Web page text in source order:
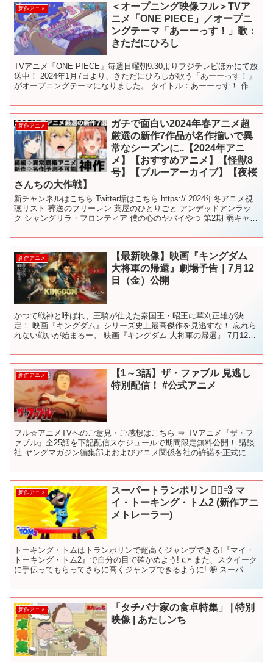
新作アニメ
＜オープニング映像フル＞TVア
ニメ「ONE PIECE」／オープニ
ングテーマ「あーーっす！」歌：
きただにひろし
TVアニメ「ONE PIECE」毎週日曜朝9:30よりフジテレビほかにて放
送中！ 2024年1月7日より、きただにひろしが歌う「あーーっす！」
がオープニングテーマになりました。 タイトル：あーーっす！ 作
新作アニメ
ガチで面白い2024年春アニメ超
厳選の新作7作品が名作揃いで異
常なシーズンに..【2024年アニ
メ】【おすすめアニメ】【怪獣8
号】【ブルーアーカイブ】【夜桜
さんちの大作戦】
新チャンネルはこちら Twitter垢はこちら https:// 2024年冬アニメ視
聴リスト 葬送のフリーレン 薬屋のひとりごと アンデッドアンラッ
ク シャングリラ・フロンティア 僕の心のヤバイやつ 第2期 弱キャラ
新作アニメ
【最新映像】映画『キングダム
大将軍の帰還』劇場予告｜7月12
日（金）公開
かつて戦神と呼ばれ、王騎が仕えた秦国王・昭王に草刈正雄が決
定！ 映画『キングダム』シリーズ史上最高傑作を見逃すな！ 忘れら
れない戦いが始まるー。 映画『キングダム 大将軍の帰還』 7月12日
新作アニメ
【1～3話】ザ・ファブル 見逃し
特別配信！ #公式アニメ
フル☆アニメTVへのご意見・ご感想はこちら ⇒ TVアニメ『ザ・フ
ァブル』全25話を下記配信スケジュールで期間限定無料公開！ 講談
社 ヤングマガジン編集部よおよびアニメ関係各社の許諾を正式に得
新作アニメ
スーパートランポリン 🦸‍♂️💨 マ
イ・トーキング・トム2 (新作アニ
メトレーラー)
トーキング・トムはトランポリンで超高くジャンプできる!『マイ・
トーキング・トム2』で自分の目で確かめよう! 👉 また、スクイーク
に手伝ってもらってさらに高くジャンプできるように! 🤩 スーパー
新作アニメ
「タチバナ家の食卓特集」 | 特別
映像 | あたしンち